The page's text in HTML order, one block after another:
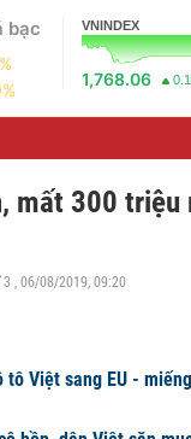
bạc VNINDEX
1,768.06
mất 300 triệu
3 , 06/08/2019, 09:20
tô Việt sang EU -